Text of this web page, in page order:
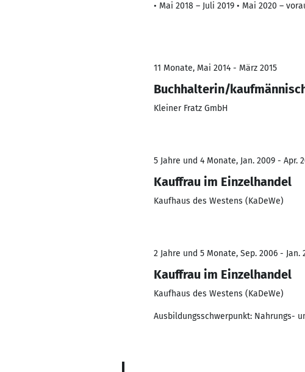
• Mai 2018 – Juli 2019 • Mai 2020 –
11 Monate, Mai 2014 - März 2015
Buchhalterin/
Kleiner Fratz GmbH
5 Jahre und 4 Monate, Jan. 2009 - Apr.
Kauffrau im Einzelhandel
Kaufhaus des Westens (KaDeWe)
2 Jahre und 5 Monate, Sep. 2006 - Jan.
Kauffrau im Einzelhandel
Kaufhaus des Westens (KaDeWe)
Ausbildungsschwerpunkt: Nahrungs-